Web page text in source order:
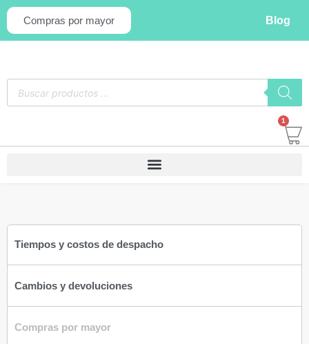
Compras por mayor Blog
1
Tiempos y costos de despacho​
Cambios y devoluciones
Compras por mayor